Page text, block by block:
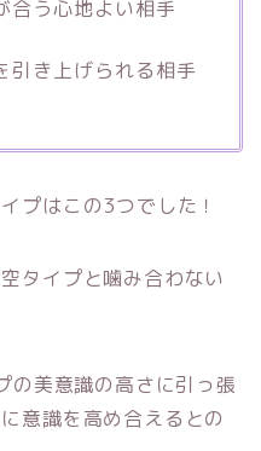
合う心地よい相手
引き上げられる相手
プはこの3つでした！
タイプと噛み合わない
美意識の高さに引っ張
意識を高め合えるとの